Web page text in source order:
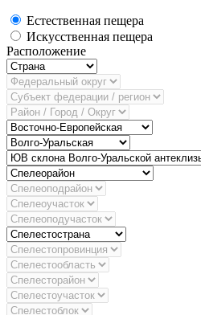
Естественная пещера
Искусственная пещера
Расположение